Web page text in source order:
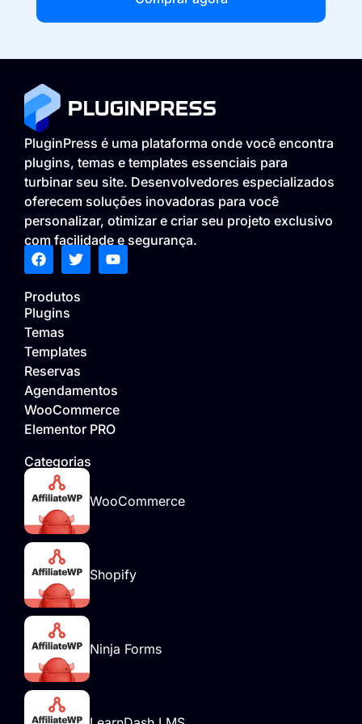
PluginPress é uma plataforma onde você encontra
plugins, temas e templates essenciais para
turbinar seu site. Desenvolvedores especializados
oferecem soluções inovadoras para você
personalizar, otimizar e criar seu projeto exclusivo
com facilidade e segurança.
Produtos
Plugins
Temas
Templates
Reservas
Agendamentos
WooCommerce
Elementor PRO
Categorias
WooCommerce
Shopify
Ninja Forms